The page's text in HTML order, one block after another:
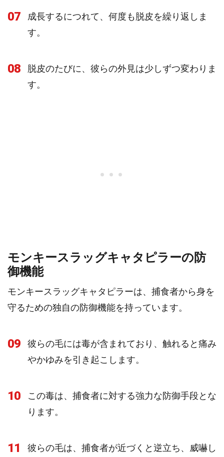
07
成長するにつれて、何度も脱皮を繰り返しま
す。
08
脱皮のたびに、彼らの外見は少しずつ変わりま
す。
モンキースラッグキャタピラーの防
御機能
モンキースラッグキャタピラーは、捕食者から身を
守るための独自の防御機能を持っています。
09
彼らの毛には毒が含まれており、触れると痛み
やかゆみを引き起こします。
10
この毒は、捕食者に対する強力な防御手段とな
ります。
11 彼らの毛は、捕食者が近づくと逆立ち、威嚇し